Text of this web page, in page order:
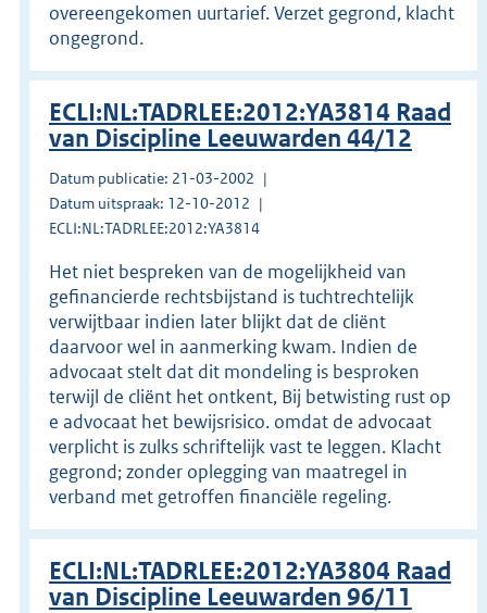
overeengekomen uurtarief. Verzet gegrond, klacht
ongegrond.
ECLI:NL:TADRLEE:2012:YA3814 Raad
van Discipline Leeuwarden 44/12
Datum publicatie: 21-03-2002
Datum uitspraak: 12-10-2012
ECLI:NL:TADRLEE:2012:YA3814
Het niet bespreken van de mogelijkheid van
gefinancierde rechtsbijstand is tuchtrechtelijk
verwijtbaar indien later blijkt dat de cliënt
daarvoor wel in aanmerking kwam. Indien de
advocaat stelt dat dit mondeling is besproken
terwijl de cliënt het ontkent, Bij betwisting rust op
e advocaat het bewijsrisico. omdat de advocaat
verplicht is zulks schriftelijk vast te leggen. Klacht
gegrond; zonder oplegging van maatregel in
verband met getroffen financiële regeling.
ECLI:NL:TADRLEE:2012:YA3804 Raad
van Discipline Leeuwarden 96/11